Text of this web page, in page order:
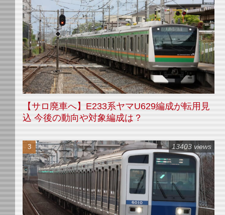
【サロ廃車へ】E233系ヤマU629編成が転用見
込 今後の動向や対象編成は？
13403 views